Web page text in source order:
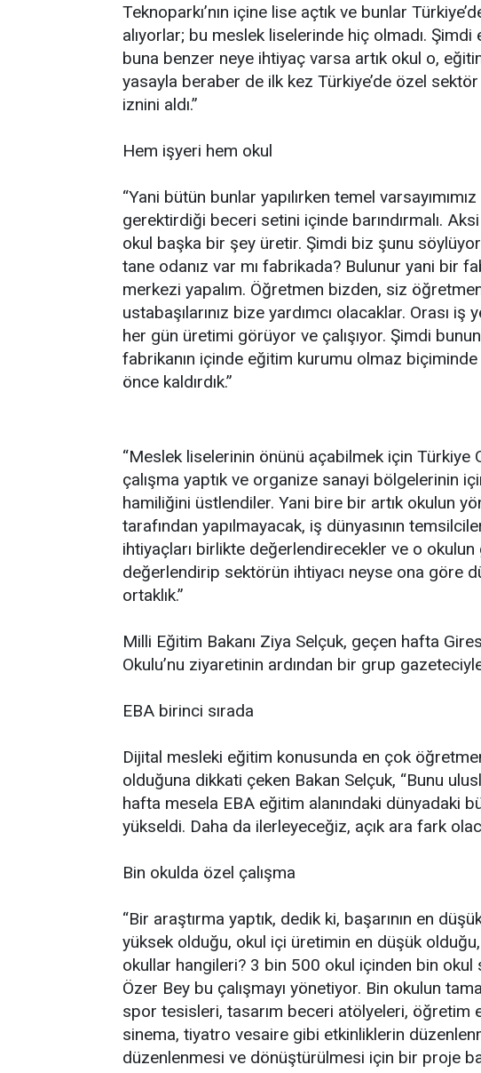
Teknoparkı’nın içine lise açtık ve bunlar
alıyorlar; bu meslek liselerinde hiç olmadı.
buna benzer neye ihtiyaç varsa artık okul o,
yasayla beraber de ilk kez Türkiye’de özel
iznini aldı.”
Hem işyeri hem okul
“Yani bütün bunlar yapılırken temel
gerektirdiği beceri setini içinde barındırmalı.
okul başka bir şey üretir. Şimdi biz şunu
tane odanız var mı fabrikada? Bulunur yani bir
merkezi yapalım. Öğretmen bizden, siz
ustabaşılarınız bize yardımcı olacaklar. Orası
her gün üretimi görüyor ve çalışıyor. Şimdi
fabrikanın içinde eğitim kurumu olmaz biçiminde
önce kaldırdık.”
“Meslek liselerinin önünü açabilmek için Türkiye
çalışma yaptık ve organize sanayi bölgelerinin
hamiliğini üstlendiler. Yani bire bir artık okulun
tarafından yapılmayacak, iş dünyasının
ihtiyaçları birlikte değerlendirecekler ve o okulun
değerlendirip sektörün ihtiyacı neyse ona göre
ortaklık.”
Milli Eğitim Bakanı Ziya Selçuk, geçen hafta
Okulu’nu ziyaretinin ardından bir grup
EBA birinci sırada
Dijital mesleki eğitim konusunda en çok
olduğuna dikkati çeken Bakan Selçuk, “Bunu
hafta mesela EBA eğitim alanındaki dünyadaki
yükseldi. Daha da ilerleyeceğiz, açık ara fark
Bin okulda özel çalışma
“Bir araştırma yaptık, dedik ki, başarının en
yüksek olduğu, okul içi üretimin en düşük olduğu,
okullar hangileri? 3 bin 500 okul içinden bin okul
Özer Bey bu çalışmayı yönetiyor. Bin okulun
spor tesisleri, tasarım beceri atölyeleri, öğretim
sinema, tiyatro vesaire gibi etkinliklerin
düzenlenmesi ve dönüştürülmesi için bir proje